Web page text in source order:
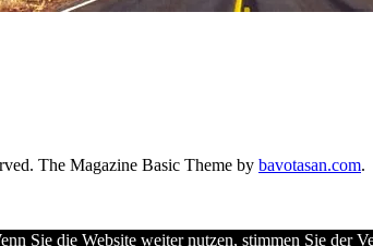
The Magazine Basic Theme by bavotasan.com.
Sie die Website weiter nutzen, stimmen Sie der